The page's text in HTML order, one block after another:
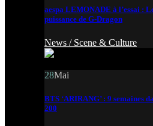
aespa LEMONADE à l’essai :
puissance de G-Dragon
News / Scene & Culture
28Mai
BTS ‘ARIRANG’ : 9 semaines
200